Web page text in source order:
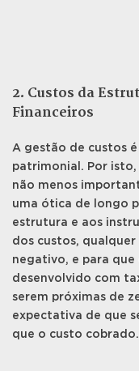
2. Custos da
Financeiros
A gestão de custos
patrimonial. Por
não menos
uma ótica de longo
estrutura e aos
dos custos,
negativo, e para
desenvolvido com
serem próximas de
expectativa de que
que o custo cobrado.